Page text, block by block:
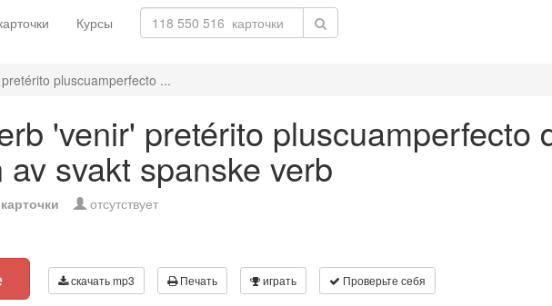
Курсы
pluscuamperfecto ...
'venir' pretérito pluscuamperfecto
svakt spanske verb
отсутствует
скачать mp3 Печать играть Проверьте себя